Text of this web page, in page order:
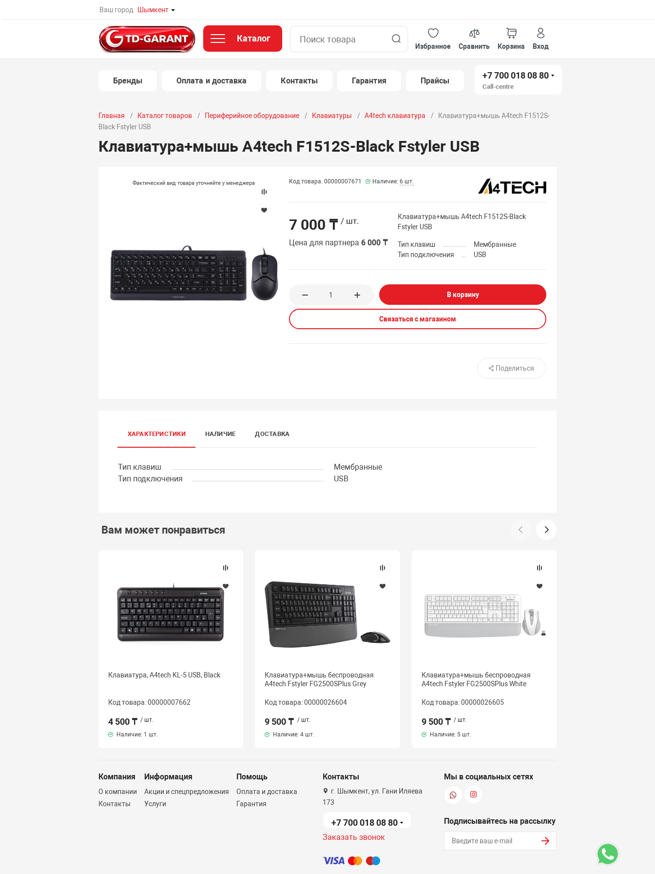
Ваш город: Шымкент
Каталог
Избранное
Сравнить Корзина Вход
Бренды Оплата и доставка Контакты Гарантия Прайсы
+7 700 018 08 80
Call-centre
Главная Каталог товаров Периферийное оборудование Клавиатуры A4tech клавиатура
Клавиатура+мышь A4tech F1512S-
Black Fstyler USB
Клавиатура+мышь A4tech F1512S-Black Fstyler USB
Фактический вид товара уточняйте у менеджера Код товара: 00000007671 Наличие: 6 шт.
7 000 ₸ / шт.
Цена для партнера6 000 ₸
Клавиатура+мышь A4tech F1512S-Black
Fstyler USB
Тип клавиш
Мембранные
Тип подключения
USB
В корзину
Связаться с магазином
Поделиться
ХАРАКТЕРИСТИКИ НАЛИЧИЕ ДОСТАВКА
Тип клавиш
Мембранные
Тип подключения
USB
Вам может понравиться
Клавиатура, A4tech KL-5 USB, Black
Код товара: 00000007662
4 500 ₸ / шт.
Наличие: 1 шт.
Клавиатура+мышь беспроводная
A4tech Fstyler FG2500SPlus Grey
Код товара: 00000026604
9 500 ₸ / шт.
Наличие:4 шт.
Клавиатура+мышь беспроводная
A4tech Fstyler FG2500SPlus White
Код товара: 00000026605
9 500 ₸ / шт.
Наличие: 5 шт.
Компания
О компании
Контакты
Информация
Акции и спецпредложения
Услуги
Помощь
Оплата и доставка
Гарантия
Контакты
г. Шымкент, ул. Гани Иляева
173
+7 700 018 08 80
Заказать звонок
Мы в социальных сетях
Подписывайтесь на рассылку